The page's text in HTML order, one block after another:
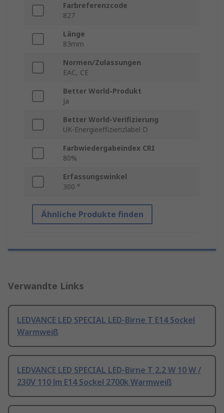
Farbreferenzcode
827
Länge
83mm
Normen/Zulassungen
EAC, CE
Better World-Produkt
Ja
Better World-Verifizierung
UK-Energieeffizienzlabel D
Farbwiedergabeindex CRI
80%
Erfassungswinkel
300 °
Ähnliche Produkte finden
Verwandte Links
LEDVANCE LED SPECIAL LED-Birne T E14 Sockel
Warmweiß
LEDVANCE LED SPECIAL LED-Birne T 2.2 W 10 W /
230V 110 lm E14 Sockel 2700k Warmweiß